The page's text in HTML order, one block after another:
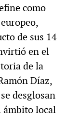
como
de sus 14
en el
de la
Díaz,
desglosan
ámbito local